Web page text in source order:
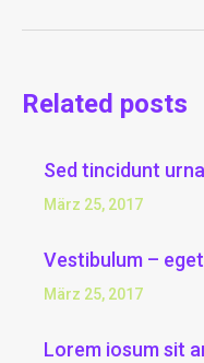
Related posts
Sed tincidunt
März 25, 2017
Vestibulum –
März 25, 2017
Lorem iosum sit